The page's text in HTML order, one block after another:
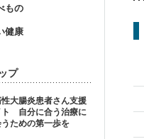
もの
健康
プ
大腸炎患者さん支援
ト 自分に合う治療に
ための第一歩を